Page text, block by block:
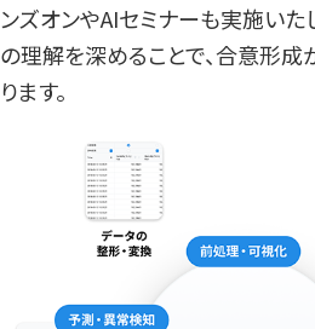
ンズオンやAIセミナーも実施いた
の理解を深めることで、合意形成
ります。